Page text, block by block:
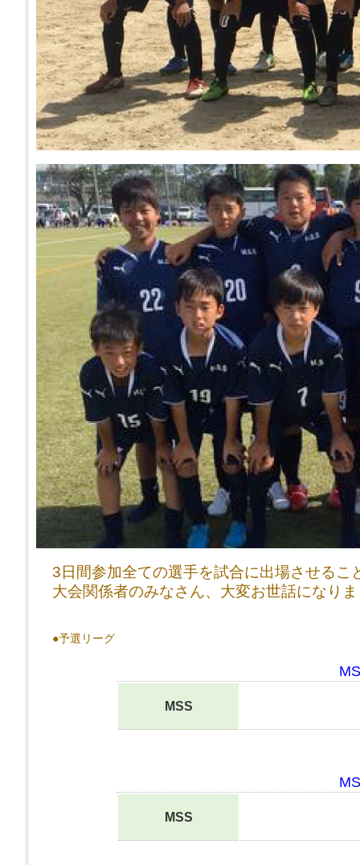
3日間参加全ての選手を試合に出場させる
大会関係者のみなさん、大変お世話になり
●予選リーグ
MSS
MSS